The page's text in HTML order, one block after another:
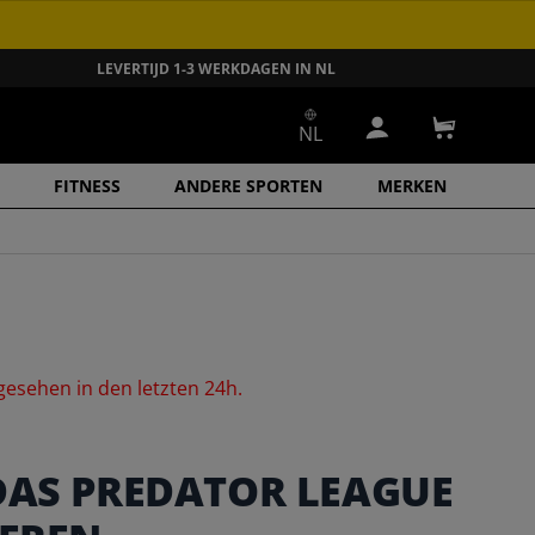
LEVERTIJD 1-3 WERKDAGEN IN NL
FITNESS ANDERE SPORTEN MERKEN
NL Inloggen
in den letzten24h.
PREDATOR LEAGUE